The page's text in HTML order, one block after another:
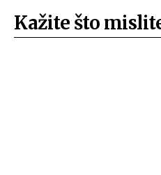
Kažite što